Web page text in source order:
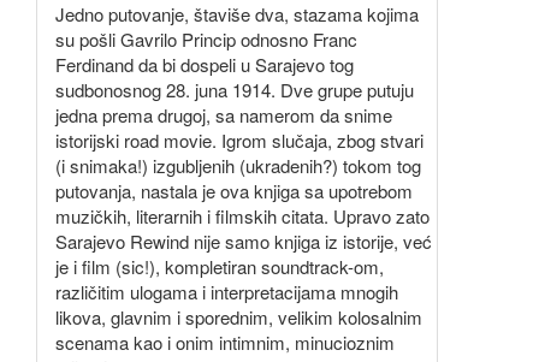
Jedno putovanje, štaviše dva, stazama kojima
su pošli Gavrilo Princip odnosno Franc
Ferdinand da bi dospeli u Sarajevo tog
sudbonosnog 28. juna 1914. Dve grupe putuju
jedna prema drugoj, sa namerom da snime
istorijski road movie. Igrom slučaja, zbog stvari
(i snimaka!) izgubljenih (ukradenih?) tokom tog
putovanja, nastala je ova knjiga sa upotrebom
muzičkih, literarnih i filmskih citata. Upravo zato
Sarajevo Rewind nije samo knjiga iz istorije, već
je i film (sic!), kompletiran soundtrack-om,
različitim ulogama i interpretacijama mnogih
likova, glavnim i sporednim, velikim kolosalnim
scenama kao i onim intimnim, minucioznim